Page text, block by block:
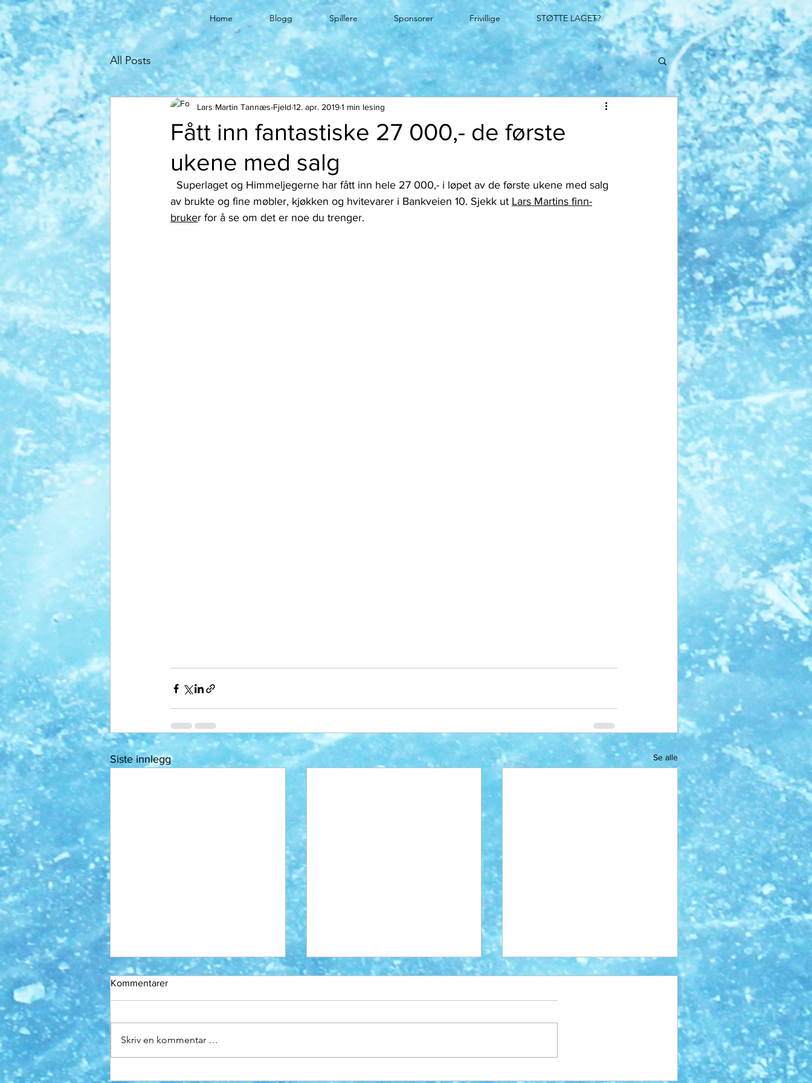
Home Blogg Spillere Sponsorer Frivillige STØTTE LAGET?
All Posts
Fått inn fantastiske 27 000,- de første
ukene med salg
Lars Martin Tannæs-Fjeld 12. apr. 20191 min lesing
av brukte og fine møbler, kjøkken og hvitevarer i Bankveien 10. Sjekk ut Lars Martins finn-
bruker for å se om det er noe du trenger.
Siste innlegg Se alle
Kommentarer
Skriv en kommentar …